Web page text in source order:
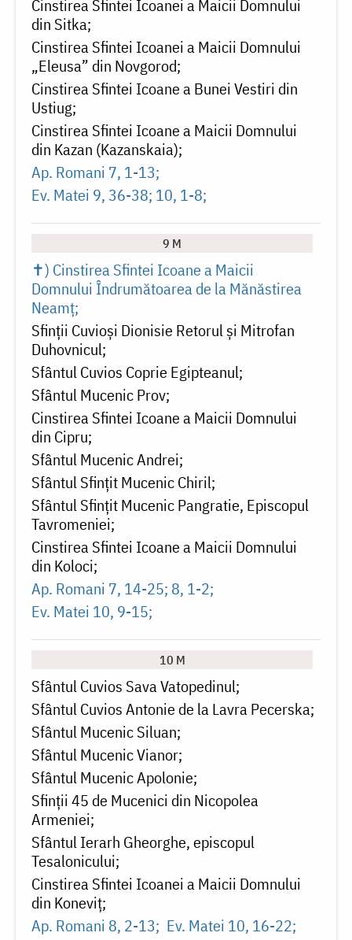
Cinstirea Sfintei Icoanei a Maicii Domnului
din Sitka
Cinstirea Sfintei Icoanei a Maicii Domnului
„Eleusa” din Novgorod
Cinstirea Sfintei Icoane a Bunei Vestiri din
Ustiug
Cinstirea Sfintei Icoane a Maicii Domnului
din Kazan (Kazanskaia)
Ap. Romani 7, 1-13
Ev. Matei 9, 36-38; 10, 1-8
9 M
✝) Cinstirea Sfintei Icoane a Maicii
Domnului Îndrumătoarea de la Mănăstirea
Neamț
Sfinții Cuvioși Dionisie Retorul și Mitrofan
Duhovnicul
Sfântul Cuvios Coprie Egipteanul
Sfântul Mucenic Prov
Cinstirea Sfintei Icoane a Maicii Domnului
din Cipru
Sfântul Mucenic Andrei
Sfântul Sfințit Mucenic Chiril
Sfântul Sfințit Mucenic Pangratie, Episcopul
Tavromeniei
Cinstirea Sfintei Icoane a Maicii Domnului
din Koloci
Ap. Romani 7, 14-25; 8, 1-2
Ev. Matei 10, 9-15
10 M
Sfântul Cuvios Sava Vatopedinul
Sfântul Cuvios Antonie de la Lavra Pecerska
Sfântul Mucenic Siluan
Sfântul Mucenic Vianor
Sfântul Mucenic Apolonie
Sfinții 45 de Mucenici din Nicopolea
Armeniei
Sfântul Ierarh Gheorghe, episcopul
Tesalonicului
Cinstirea Sfintei Icoanei a Maicii Domnului
din Koneviț
Ap. Romani 8, 2-13
Ev. Matei 10, 16-22